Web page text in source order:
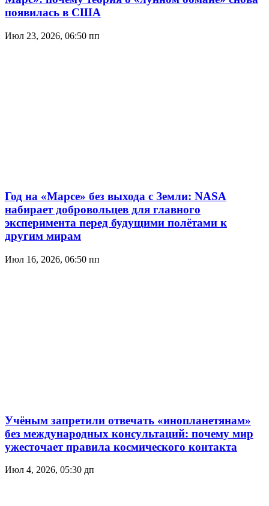
появилась в США
Июл 23, 2026, 06:50 пп
Год на «Марсе» без выхода с Земли: NASA
набирает добровольцев для главного
эксперимента перед будущими полётами к
другим мирам
Июл 16, 2026, 06:50 пп
Учёным запретили отвечать «инопланетянам»
без международных консультаций: почему мир
ужесточает правила космического контакта
Июл 4, 2026, 05:30 дп